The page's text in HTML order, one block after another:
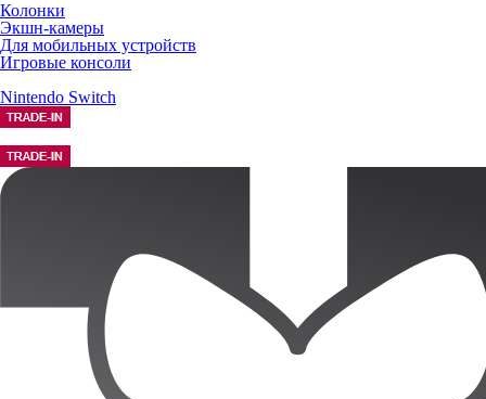
Колонки
Экшн-камеры
Для мобильных устройств
Игровые консоли
Nintendo Switch